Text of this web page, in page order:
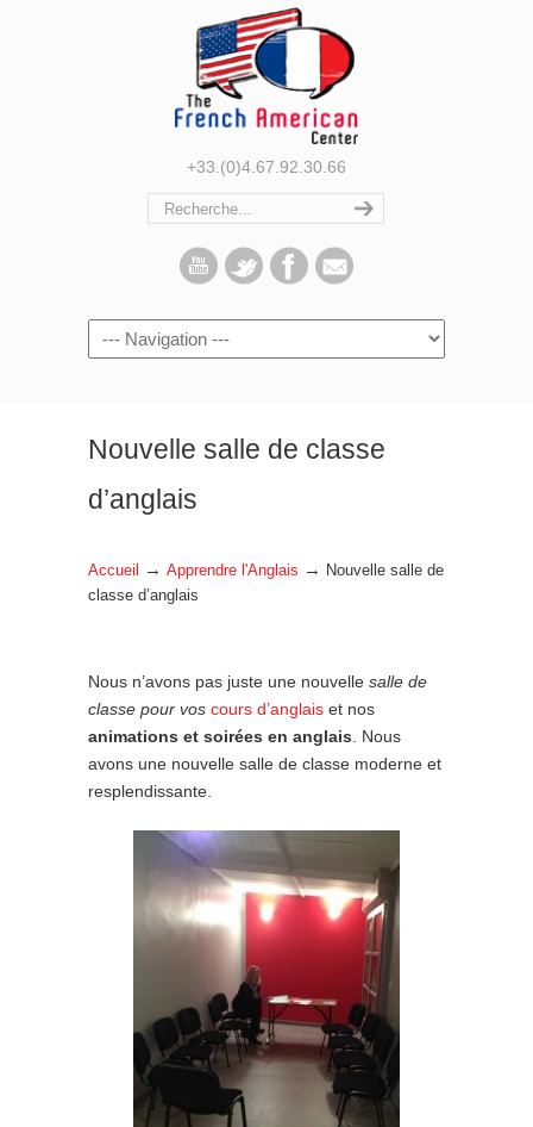
+33.(0)4.67.92.30.66
Navigation
Nouvelle salle de classe
d’anglais
Accueil → Apprendre l'Anglais →
Nouvelle salle de
classe d’anglais
Nous n’avons pas juste une nouvelle salle de
classe pour vos cours d’anglais et nos
animations et soirées en anglais . Nous
avons une nouvelle salle de classe moderne et
resplendissante.